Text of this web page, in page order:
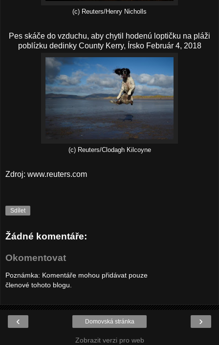
(c) Reuters/Henry Nicholls
Pes skáče do vzduchu, aby chytil hodenú loptičku na pláži
poblízku dedinky County Kerry, Írsko Február 4, 2018
(c) Reuters/Clodagh Kilcoyne
Zdroj: www.reuters.com
Sdílet
Žádné komentáře:
Okomentovat
Poznámka: Komentáře mohou přidávat pouze
členové tohoto blogu.
‹ ›
Domovská stránka
Zobrazit verzi pro web